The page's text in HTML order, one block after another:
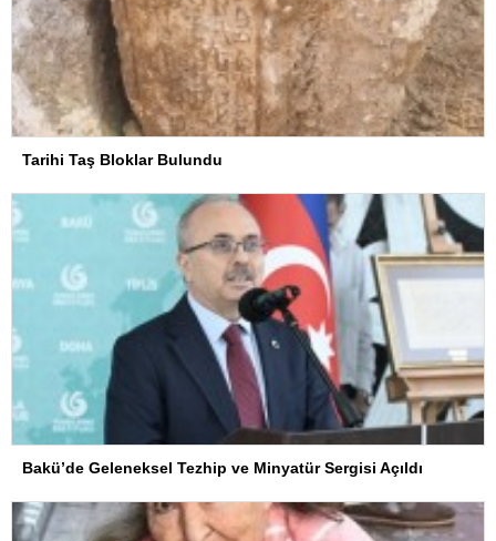
Tarihi Taş Bloklar Bulundu
Bakü’de Geleneksel Tezhip ve Minyatür Sergisi Açıldı